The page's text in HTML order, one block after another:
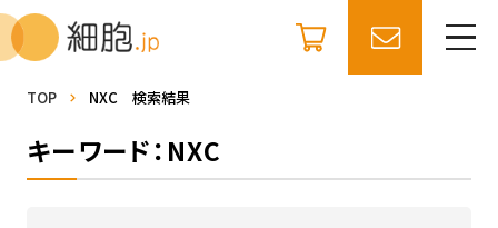
TOP NXC 検索結果
キーワード：NXC